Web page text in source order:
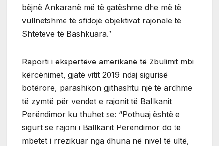
bëjnë Ankaranë më të gatëshme dhe më të
vullnetshme të sfidojë objektivat rajonale të
Shteteve të Bashkuara.”
Raporti i ekspertëve amerikanë të Zbulimit mbi
kërcënimet, gjatë vitit 2019 ndaj sigurisë
botërore, parashikon gjithashtu një të ardhme
të zymtë për vendet e rajonit të Ballkanit
Perëndimor ku thuhet se: “Pothuaj është e
sigurt se rajoni i Ballkanit Perëndimor do të
mbetet i rrezikuar nga dhuna në nivel të ultë,